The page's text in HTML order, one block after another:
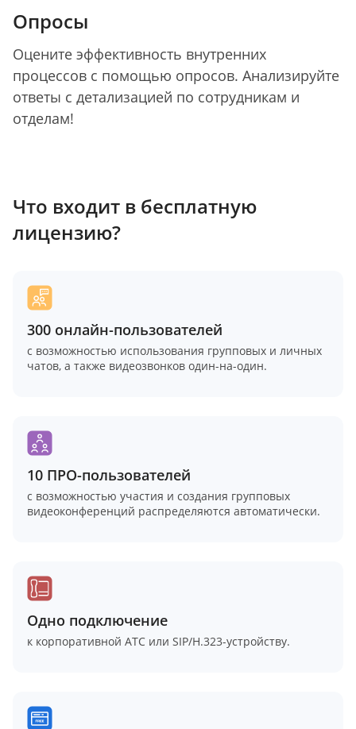
Опросы
Оцените эффективность внутренних
процессов с помощью опросов. Анализируйте
ответы с детализацией по сотрудникам и
отделам!
Что входит в бесплатную
лицензию?
300 онлайн-пользователей
с возможностью использования групповых и личных
чатов, а также видеозвонков один-на-один.
10 ПРО-пользователей
с возможностью участия и создания групповых
видеоконференций распределяются автоматически.
Одно подключение
к корпоративной АТС или SIP/H.323-устройству.